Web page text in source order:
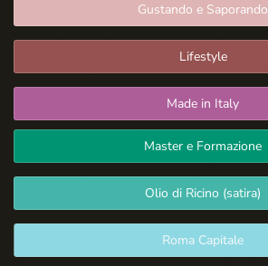
Gustando e Saporando
Lifestyle
Made in Italy
Master e Formazione
Olio di Ricino (satira)
Roma Capitale